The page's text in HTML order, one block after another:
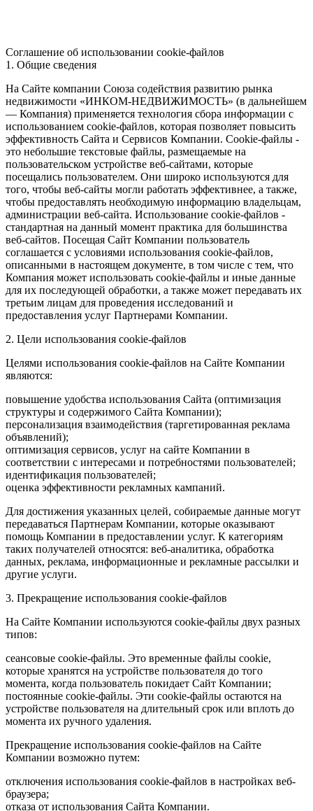
Соглашение об использовании cookie-файлов
1. Общие сведения
На Сайте компании Союза содействия развитию рынка
недвижимости «ИНКОМ-НЕДВИЖИМОСТЬ» (в дальнейшем
— Компания) применяется технология сбора информации с
использованием cookie-файлов, которая позволяет повысить
эффективность Сайта и Сервисов Компании. Сookie-файлы -
это небольшие текстовые файлы, размещаемые на
пользовательском устройстве веб-сайтами, которые
посещались пользователем. Они широко используются для
того, чтобы веб-сайты могли работать эффективнее, а также,
чтобы предоставлять необходимую информацию владельцам,
администрации веб-сайта. Использование cookie-файлов -
стандартная на данный момент практика для большинства
веб-сайтов. Посещая Сайт Компании пользователь
соглашается с условиями использования cookie-файлов,
описанными в настоящем документе, в том числе с тем, что
Компания может использовать cookie-файлы и иные данные
для их последующей обработки, а также может передавать их
третьим лицам для проведения исследований и
предоставления услуг Партнерами Компании.
2. Цели использования cookie-файлов
Целями использования cookie-файлов на Сайте Компании
являются:
повышение удобства использования Сайта (оптимизация
структуры и содержимого Сайта Компании);
персонализация взаимодействия (таргетированная реклама
объявлений);
оптимизация сервисов, услуг на сайте Компании в
соответствии с интересами и потребностями пользователей;
идентификация пользователей;
оценка эффективности рекламных кампаний.
Для достижения указанных целей, собираемые данные могут
передаваться Партнерам Компании, которые оказывают
помощь Компании в предоставлении услуг. К категориям
таких получателей относятся: веб-аналитика, обработка
данных, реклама, информационные и рекламные рассылки и
другие услуги.
3. Прекращение использования cookie-файлов
На Сайте Компании используются cookie-файлы двух разных
типов:
сеансовые cookie-файлы. Это временные файлы cookie,
которые хранятся на устройстве пользователя до того
момента, когда пользователь покидает Сайт Компании;
постоянные cookie-файлы. Эти cookie-файлы остаются на
устройстве пользователя на длительный срок или вплоть до
момента их ручного удаления.
Прекращение использования cookie-файлов на Сайте
Компании возможно путем:
отключения использования cookie-файлов в настройках веб-
браузера;
отказа от использования Сайта Компании.